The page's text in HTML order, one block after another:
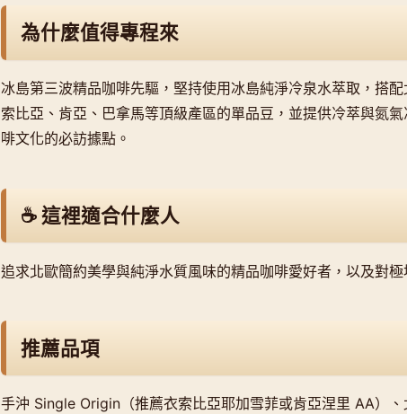
為什麼值得專程來
冰島第三波精品咖啡先驅，堅持使用冰島純淨冷泉水萃取，搭
索比亞、肯亞、巴拿馬等頂級產區的單品豆，並提供冷萃與氮
啡文化的必訪據點。
☕ 這裡適合什麼人
追求北歐簡約美學與純淨水質風味的精品咖啡愛好者，以及對
推薦品項
手沖 Single Origin（推薦衣索比亞耶加雪菲或肯亞涅里 AA）